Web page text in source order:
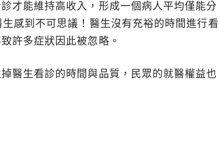
才能維持高收入，形成一個病人平均僅能分
感到不可思議！醫生沒有充裕的時間進行看
許多症狀因此被忽略。
醫生看診的時間與品質，民眾的就醫權益也